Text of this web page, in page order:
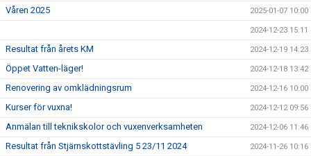
Våren 2025 2025-01-07 10:00
2024-12-23 15:11
Resultat från årets KM 2024-12-19 14:23
Öppet Vatten-läger! 2024-12-18 13:42
Renovering av omklädningsrum 2024-12-16 10:00
Kurser för vuxna! 2024-12-12 09:56
Anmälan till teknikskolor och vuxenverksamheten 2024-12-06 11:46
Resultat från Stjärnskottstävling 5 23/11 2024 2024-11-26 10:16